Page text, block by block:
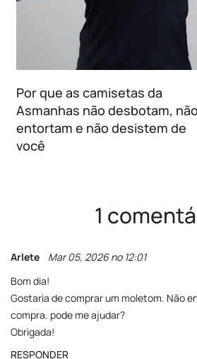
Por que as camisetas da
Asmanhas não desbotam, não
entortam e não desistem de
você
1
Arlete
Mar 05, 2026 no 12:01
Bom dia!
Gostaria de comprar um moletom. Não
compra. pode me ajudar?
Obrigada!
RESPONDER